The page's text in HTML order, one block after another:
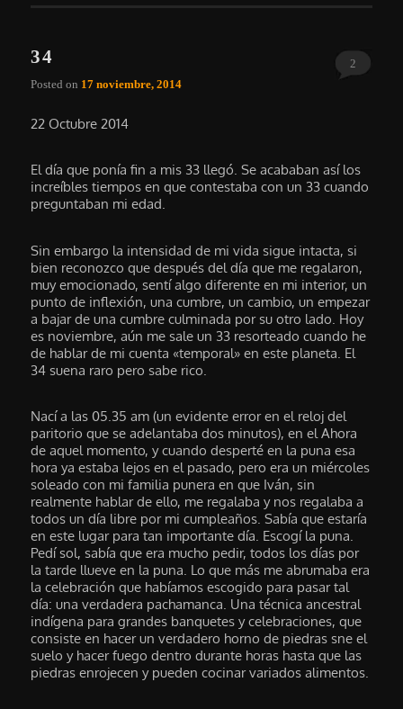
34
Posted on 17 noviembre, 2014
2
22 Octubre 2014
El día que ponía fin a mis 33 llegó. Se acababan así los
increíbles tiempos en que contestaba con un 33 cuando
preguntaban mi edad.
Sin embargo la intensidad de mi vida sigue intacta, si
bien reconozco que después del día que me regalaron,
muy emocionado, sentí algo diferente en mi interior, un
punto de inflexión, una cumbre, un cambio, un empezar
a bajar de una cumbre culminada por su otro lado. Hoy
es noviembre, aún me sale un 33 resorteado cuando he
de hablar de mi cuenta «temporal» en este planeta. El
34 suena raro pero sabe rico.
Nací a las 05.35 am (un evidente error en el reloj del
paritorio que se adelantaba dos minutos), en el Ahora
de aquel momento, y cuando desperté en la puna esa
hora ya estaba lejos en el pasado, pero era un miércoles
soleado con mi familia punera en que Iván, sin
realmente hablar de ello, me regalaba y nos regalaba a
todos un día libre por mi cumpleaños. Sabía que estaría
en este lugar para tan importante día. Escogí la puna.
Pedí sol, sabía que era mucho pedir, todos los días por
la tarde llueve en la puna. Lo que más me abrumaba era
la celebración que habíamos escogido para pasar tal
día: una verdadera pachamanca. Una técnica ancestral
indígena para grandes banquetes y celebraciones, que
consiste en hacer un verdadero horno de piedras sne el
suelo y hacer fuego dentro durante horas hasta que las
piedras enrojecen y pueden cocinar variados alimentos.